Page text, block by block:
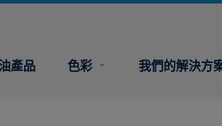
產品 色彩 我們的解決方